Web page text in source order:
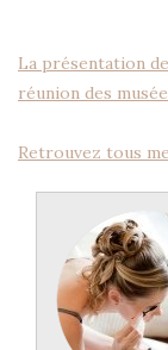
La présentation
réunion des
Retrouvez tous